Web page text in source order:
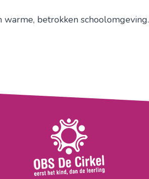
betrokken schoolomgeving.